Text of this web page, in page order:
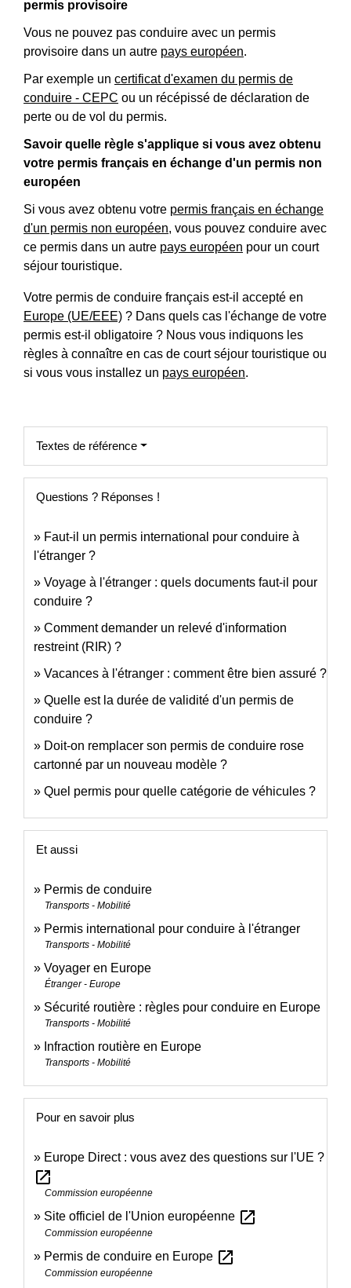
permis provisoire
Vous ne pouvez pas conduire avec un permis
provisoire dans un autre pays européen.
Par exemple un certificat d'examen du permis de
conduire - CEPC ou un récépissé de déclaration de
perte ou de vol du permis.
Savoir quelle règle s'applique si vous avez obtenu
votre permis français en échange d'un permis non
européen
Si vous avez obtenu votre permis français en échange
d'un permis non européen, vous pouvez conduire avec
ce permis dans un autre pays européen pour un court
séjour touristique.
Votre permis de conduire français est-il accepté en
Europe (UE/EEE) ? Dans quels cas l'échange de votre
permis est-il obligatoire ? Nous vous indiquons les
règles à connaître en cas de court séjour touristique ou
si vous vous installez un pays européen.
Textes de référence
Questions ? Réponses !
Faut-il un permis international pour conduire à
l'étranger ?
Voyage à l'étranger : quels documents faut-il pour
conduire ?
Comment demander un relevé d'information
restreint (RIR) ?
Vacances à l'étranger : comment être bien assuré ?
Quelle est la durée de validité d'un permis de
conduire ?
Doit-on remplacer son permis de conduire rose
cartonné par un nouveau modèle ?
Quel permis pour quelle catégorie de véhicules ?
Et aussi
Permis de conduire
Transports - Mobilité
Permis international pour conduire à l'étranger
Transports - Mobilité
Voyager en Europe
Étranger - Europe
Sécurité routière : règles pour conduire en Europe
Transports - Mobilité
Infraction routière en Europe
Transports - Mobilité
Pour en savoir plus
Europe Direct : vous avez des questions sur l'UE ?
open_in_new
Commission européenne
Site officiel de l'Union européenne open_in_new
Commission européenne
Permis de conduire en Europe open_in_new
Commission européenne